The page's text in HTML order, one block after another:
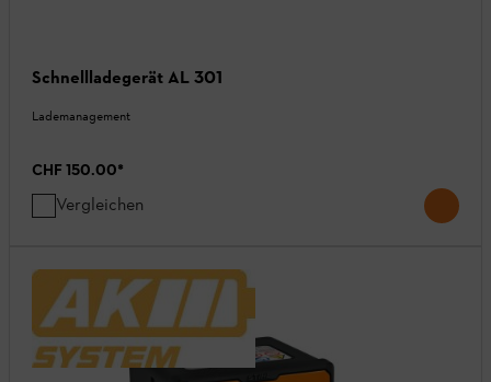
Schnellladegerät AL 301
Lademanagement
CHF 150.00*
Vergleichen